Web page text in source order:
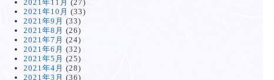
2021年11月 (27)
2021年10月 (33)
2021年9月 (33)
2021年8月 (26)
2021年7月 (24)
2021年6月 (32)
2021年5月 (25)
2021年4月 (28)
2021年3月 (36)